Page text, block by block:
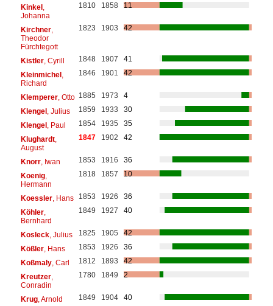
Kinkel,
Johanna
1810 1858 11
Kirchner,
Theodor
Fürchtegott
1823 1903 42
Kistler, Cyrill 1848 1907
41
Kleinmichel,
Richard
1846 1901 42
Klemperer, Otto 1885 1973
4
Klengel, Julius 1859 1933
30
Klengel, Paul 1854 1935
35
Klughardt,
August
1847 1902 42
Knorr, Iwan 1853 1916
36
Koenig,
Hermann
1818 1857 10
Koessler, Hans 1853 1926
36
Köhler,
Bernhard
1849 1927 40
Kosleck, Julius 1825 1905
42
Kößler, Hans 1853 1926
36
Koßmaly, Carl 1812 1893
42
Kreutzer,
Conradin
1780 1849 2
Krug, Arnold 1849 1904
40